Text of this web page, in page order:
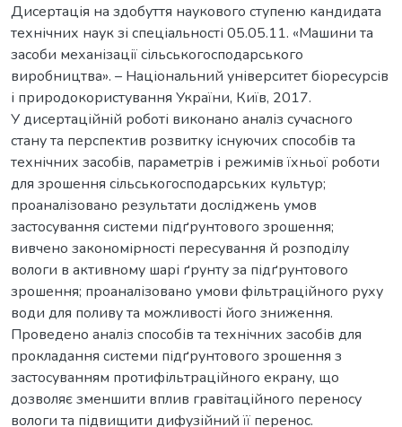
Дисертація на здобуття наукового ступеню кандидата
технічних наук зі спеціальності 05.05.11. «Машини та
засоби механізації сільськогосподарського
виробництва». – Національний університет біоресурсів
і природокористування України, Київ, 2017.
У дисертаційній роботі виконано аналіз сучасного
стану та перспектив розвитку існуючих способів та
технічних засобів, параметрів і режимів їхньої роботи
для зрошення сільськогосподарських культур;
проаналізовано результати досліджень умов
застосування системи підґрунтового зрошення;
вивчено закономірності пересування й розподілу
вологи в активному шарі ґрунту за підґрунтового
зрошення; проаналізовано умови фільтраційного руху
води для поливу та можливості його зниження.
Проведено аналіз способів та технічних засобів для
прокладання системи підґрунтового зрошення з
застосуванням протифільтраційного екрану, що
дозволяє зменшити вплив гравітаційного переносу
вологи та підвищити дифузійний її перенос.